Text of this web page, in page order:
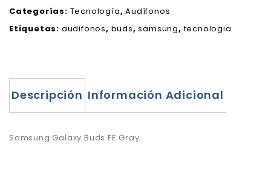
Categorías: Tecnología,Audífonos
Etiquetas: audifonos, buds,samsung,tecnologia
Descripción Información Adicional
Samsung Galaxy Buds FE Gray